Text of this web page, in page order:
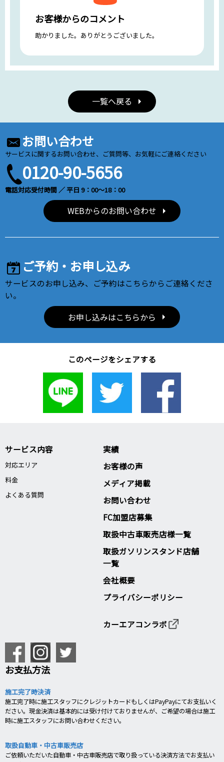
お客様からのコメント
助かりました。ありがとうございました。
一覧へ戻る
お問い合わせ
サービスに関するお問い合わせ、ご質問等、お気軽にご連絡ください
0120-90-5656
電話対応受付時間 ／ 平日 9：00～18：00
WEBからのお問い合わせ
ご予約・お申し込み
サービスのお申し込み、ご予約はこちらからご連絡くださ
い。
お申し込みはこちらから
このページをシェアする
サービス内容
対応エリア
料金
よくある質問
実績
お客様の声
メディア掲載
お問い合わせ
FC加盟店募集
取扱中古車販売店様一覧
取扱ガソリンスタンド店舗
一覧
会社概要
プライバシーポリシー
カーエアコンラボ
お支払方法
施工完了時決済
施工完了時に施工スタッフにクレジットカードもしくはPayPayにてお支払いく
ださい。現金決済は基本的には受け付けておりませんが、ご希望の場合は施工
時に施工スタッフにお問い合わせください。
取扱自動車・中古車販売店
ご依頼いただいた自動車・中古車販売店で取り扱っている決済方法でお支払い